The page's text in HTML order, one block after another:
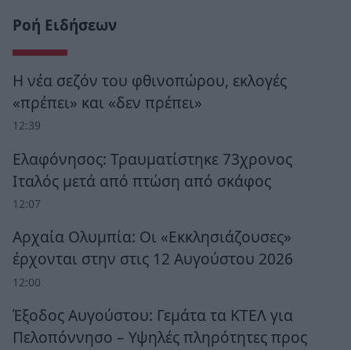
Ροή Ειδήσεων
Η νέα σεζόν του φθινοπώρου, εκλογές
«πρέπει» και «δεν πρέπει»
12:39
Ελαφόνησος: Τραυματίστηκε 73χρονος
Ιταλός μετά από πτώση από σκάφος
12:07
Αρχαία Ολυμπία: Οι «Εκκλησιάζουσες»
έρχονται στην στις 12 Αυγούστου 2026
12:00
Έξοδος Αυγούστου: Γεμάτα τα ΚΤΕΛ για
Πελοπόννησο – Υψηλές πληρότητες προς